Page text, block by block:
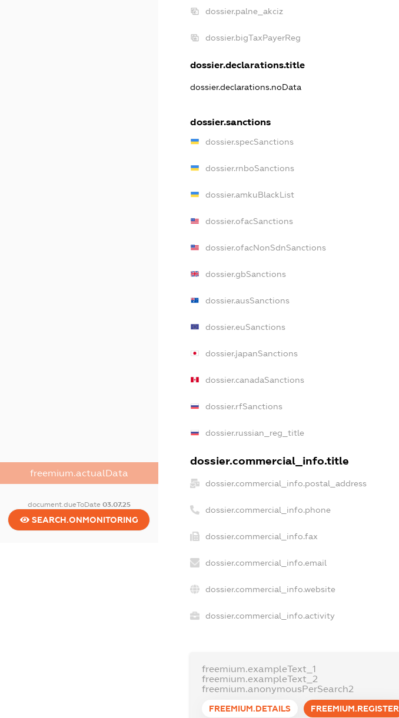
freemium.actualData
document.dueToDate 03.07.25
SEARCH.ONMONITORING
dossier.palne_akciz
dossier.bigTaxPayerReg
dossier.declarations.title
dossier.declarations.noData
dossier.sanctions
dossier.specSanctions
dossier.rnboSanctions
dossier.amkuBlackList
dossier.ofacSanctions
dossier.ofacNonSdnSanctions
dossier.gbSanctions
dossier.ausSanctions
dossier.euSanctions
dossier.japanSanctions
dossier.canadaSanctions
dossier.rfSanctions
dossier.russian_reg_title
dossier.commercial_info.title
dossier.commercial_info.postal_address
dossier.commercial_info.phone
dossier.commercial_info.fax
dossier.commercial_info.email
dossier.commercial_info.website
dossier.commercial_info.activity
freemium.exampleText_1
freemium.exampleText_2
freemium.anonymousPerSearch2
FREEMIUM.DETAILS FREEMIUM.REGISTER